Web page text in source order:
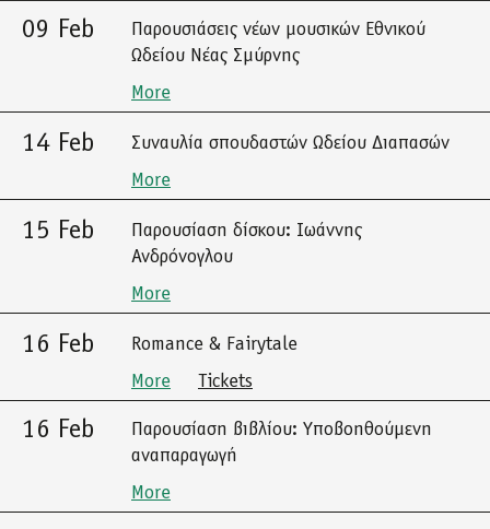
09 Feb
Παρουσιάσεις νέων μουσικών Εθνικού
Ωδείου Νέας Σμύρνης
More
14 Feb
Συναυλία σπουδαστών Ωδείου Διαπασών
More
15 Feb
Παρουσίαση δίσκου: Ιωάννης
Ανδρόνογλου
More
16 Feb
Romance & Fairytale
More
Tickets
16 Feb
Παρουσίαση βιβλίου: Υποβοηθούμενη
αναπαραγωγή
More